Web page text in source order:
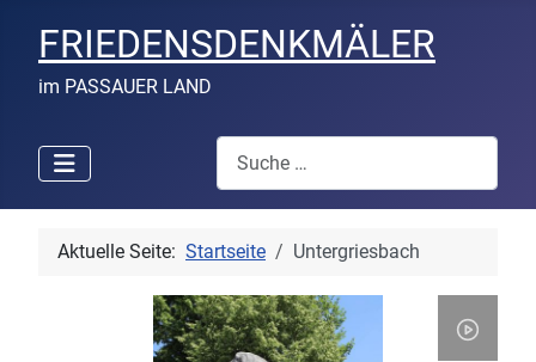
FRIEDENSDENKMÄLER
im PASSAUER LAND
Suchen
Aktuelle Seite: Startseite Untergriesbach